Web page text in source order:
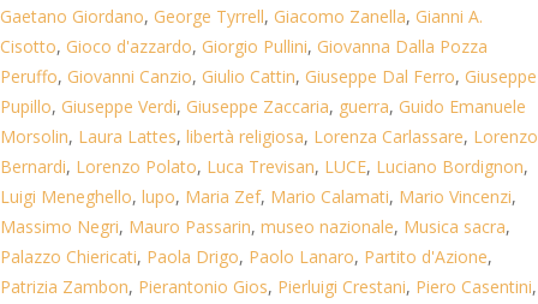
Gaetano Giordano, George Tyrrell, Giacomo Zanella, Gianni A.
Cisotto, Gioco d'azzardo, Giorgio Pullini, Giovanna Dalla Pozza
Peruffo, Giovanni Canzio, Giulio Cattin, Giuseppe Dal Ferro, Giuseppe
Pupillo, Giuseppe Verdi, Giuseppe Zaccaria, guerra, Guido Emanuele
Morsolin, Laura Lattes, libertà religiosa, Lorenza Carlassare, Lorenzo
Bernardi, Lorenzo Polato, Luca Trevisan, LUCE, Luciano Bordignon,
Luigi Meneghello, lupo, Maria Zef, Mario Calamati, Mario Vincenzi,
Massimo Negri, Mauro Passarin, museo nazionale, Musica sacra,
Palazzo Chiericati, Paola Drigo, Paolo Lanaro, Partito d'Azione,
Patrizia Zambon, Pierantonio Gios, Pierluigi Crestani, Piero Casentini,